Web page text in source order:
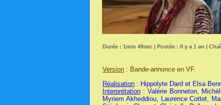
Durée : 1min 49sec | Postée : Il y a 1 an |
Version : Bande-annonce en VF.
Réalisation : Hippolyte Dard et Elsa
Interprétation : Valérie Bonneton,
Myriem Akheddiou, Laurence Cottet,